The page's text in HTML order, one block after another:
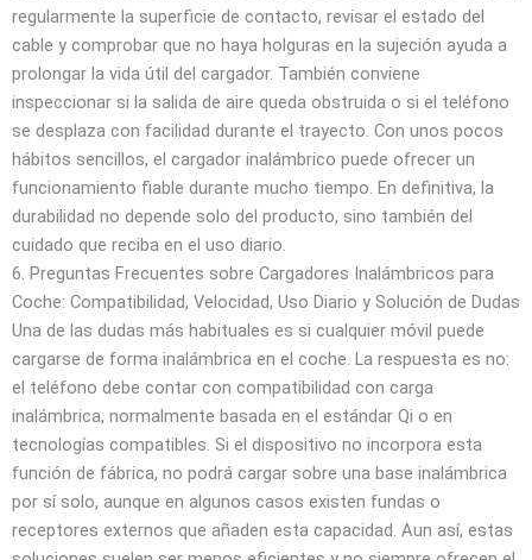
regularmente la superficie de contacto, revisar el estado del
cable y comprobar que no haya holguras en la sujeción ayuda a
prolongar la vida útil del cargador. También conviene
inspeccionar si la salida de aire queda obstruida o si el teléfono
se desplaza con facilidad durante el trayecto. Con unos pocos
hábitos sencillos, el cargador inalámbrico puede ofrecer un
funcionamiento fiable durante mucho tiempo. En definitiva, la
durabilidad no depende solo del producto, sino también del
cuidado que reciba en el uso diario.
6. Preguntas Frecuentes sobre Cargadores Inalámbricos para
Coche: Compatibilidad, Velocidad, Uso Diario y Solución de Dudas
Una de las dudas más habituales es si cualquier móvil puede
cargarse de forma inalámbrica en el coche. La respuesta es no:
el teléfono debe contar con compatibilidad con carga
inalámbrica, normalmente basada en el estándar Qi o en
tecnologías compatibles. Si el dispositivo no incorpora esta
función de fábrica, no podrá cargar sobre una base inalámbrica
por sí solo, aunque en algunos casos existen fundas o
receptores externos que añaden esta capacidad. Aun así, estas